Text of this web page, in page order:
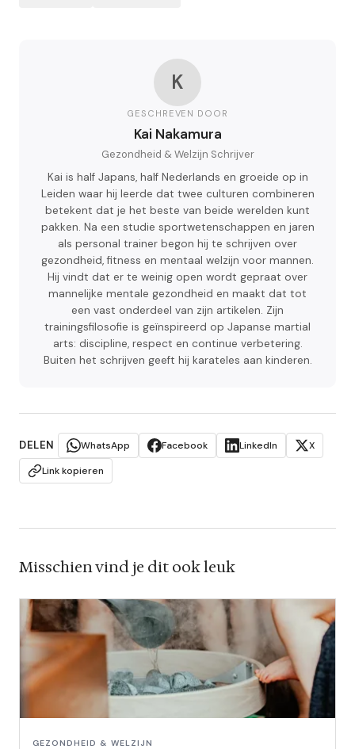
K
GESCHREVEN DOOR
Kai Nakamura
Gezondheid & Welzijn Schrijver
Kai is half Japans, half Nederlands en groeide op in
Leiden waar hij leerde dat twee culturen combineren
betekent dat je het beste van beide werelden kunt
pakken. Na een studie sportwetenschappen en jaren
als personal trainer begon hij te schrijven over
gezondheid, fitness en mentaal welzijn voor mannen.
Hij vindt dat er te weinig open wordt gepraat over
mannelijke mentale gezondheid en maakt dat tot
een vast onderdeel van zijn artikelen. Zijn
trainingsfilosofie is geïnspireerd op Japanse martial
arts: discipline, respect en continue verbetering.
Buiten het schrijven geeft hij karateles aan kinderen.
DELEN WhatsApp Facebook LinkedIn
X
Link kopieren
Misschien vind je dit ook leuk
GEZONDHEID & WELZIJN